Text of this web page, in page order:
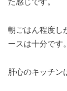
た感じです。
朝ごはん程度し
ースは十分です
肝心のキッチン